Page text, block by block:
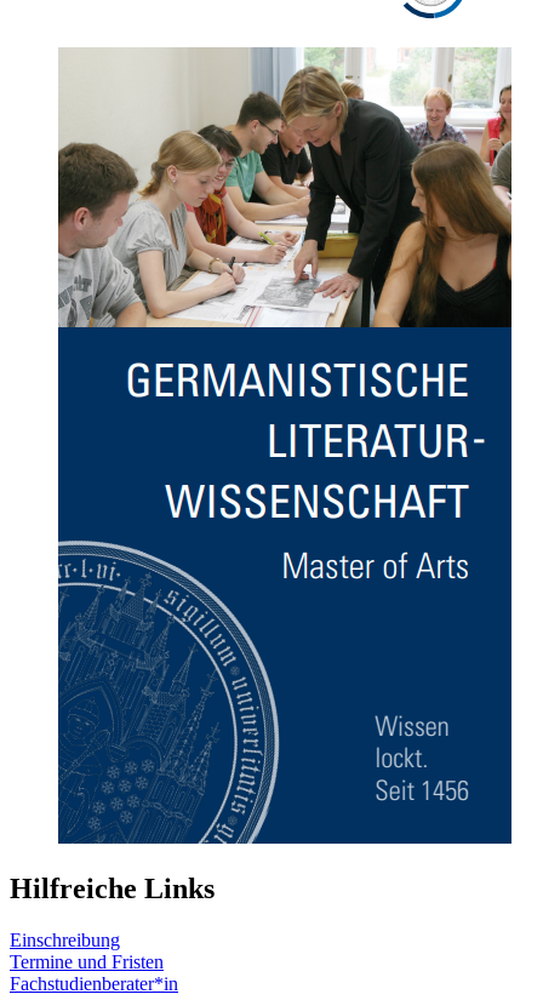
Hilfreiche Links
Einschreibung
Termine und Fristen
Fachstudienberater*in